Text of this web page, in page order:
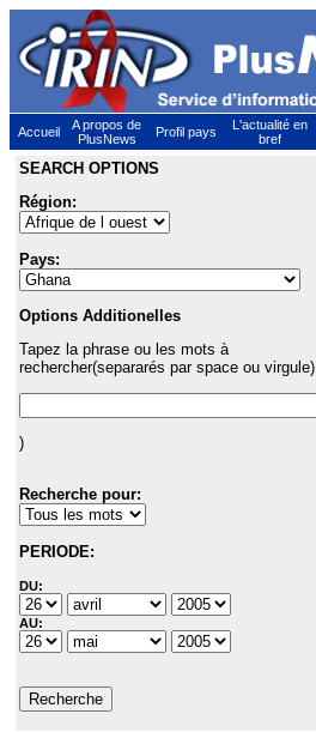
Accueil
A propos de
PlusNews
Profil pays
L'actualité en
bref
SEARCH OPTIONS
Région:
Pays:
Options Additionelles
Tapez la phrase ou les mots à
rechercher(separarés par space ou virgule)
)
Recherche pour:
PERIODE:
DU:
AU: